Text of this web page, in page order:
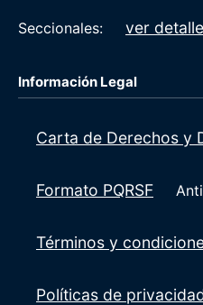
Seccionales: ver
Información Legal
Carta de Derechos y
Formato PQRSF
Términos y
Políticas de